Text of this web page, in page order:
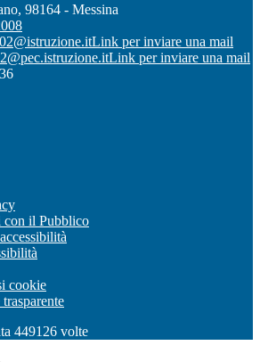
98164 - Messina
Link per inviare una mail
Link per inviare una mail
il Pubblico
cookie
449126 volte